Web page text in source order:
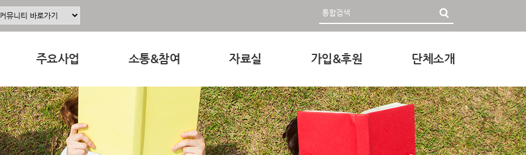
주요사업
주요사업소개
공동육아인증
현장조직사업
소통&참여
무엇이든 물어보세요
자료실
교육 · 운영자료
연구자료
참고도서
가입&후원
회원가입 및 후원안내
단체소개
인사말
미션과 비전
조직